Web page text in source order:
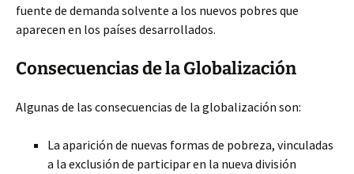
fuente de demanda solvente a los nuevos pobres que
aparecen en los países desarrollados.
Consecuencias de la Globalización
Algunas de las consecuencias de la globalización son:
La aparición de nuevas formas de pobreza, vinculadas
a la exclusión de participar en la nueva división